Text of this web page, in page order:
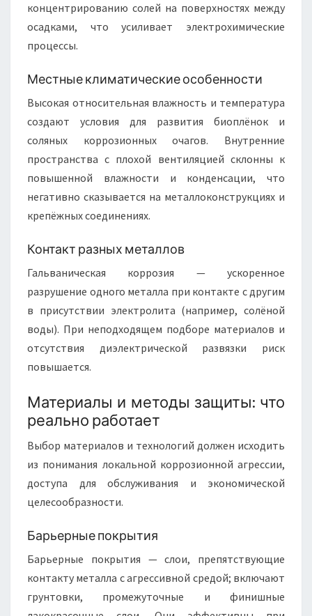
концентрированию солей на поверхностях между
осадками, что усиливает электрохимические
процессы.
Местные климатические особенности
Высокая относительная влажность и температура
создают условия для развития биоплёнок и
соляных коррозионных очагов. Внутренние
пространства с плохой вентиляцией склонны к
повышенной влажности и конденсации, что
негативно сказывается на металлоконструкциях и
крепёжных соединениях.
Контакт разных металлов
Гальваническая коррозия — ускоренное
разрушение одного металла при контакте с другим
в присутствии электролита (например, солёной
воды). При неподходящем подборе материалов и
отсутствия диэлектрической развязки риск
повышается.
Материалы и методы защиты: что
реально работает
Выбор материалов и технологий должен исходить
из понимания локальной коррозионной агрессии,
доступа для обслуживания и экономической
целесообразности.
Барьерные покрытия
Барьерные покрытия — слои, препятствующие
контакту металла с агрессивной средой; включают
грунтовки, промежуточные и финишные